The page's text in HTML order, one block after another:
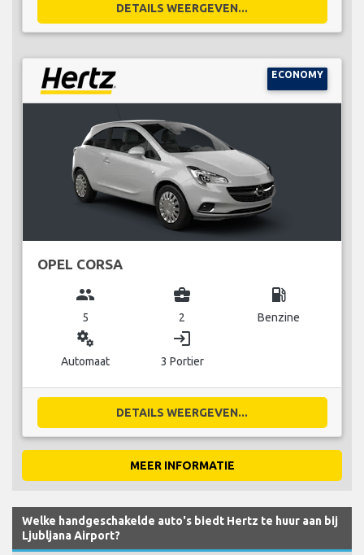
DETAILS WEERGEVEN...
ECONOMY
OPEL CORSA
group
5
business_center
2
local_gas_station
Benzine
miscellaneous_services
Automaat
login
3 Portier
DETAILS WEERGEVEN...
MEER INFORMATIE
Welke handgeschakelde auto's biedt Hertz te huur aan bij
Ljubljana Airport?